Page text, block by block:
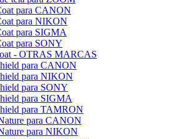
para CANON
para NIKON
para SIGMA
para SONY
- OTRAS MARCAS
para CANON
para NIKON
para SONY
para SIGMA
para TAMRON
para CANON
para NIKON